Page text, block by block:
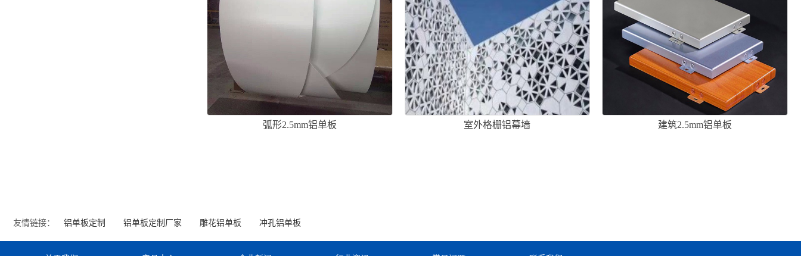
弧形2.5mm铝单板 室外格栅铝幕墙 建筑2.5mm铝单板
友情链接： 铝单板定制 铝单板定制厂家 雕花铝单板 冲孔铝单板